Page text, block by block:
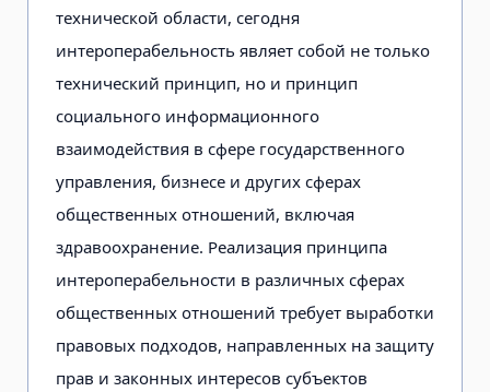
технической области, сегодня
интероперабельность являет собой не только
технический принцип, но и принцип
социального информационного
взаимодействия в сфере государственного
управления, бизнесе и других сферах
общественных отношений, включая
здравоохранение. Реализация принципа
интероперабельности в различных сферах
общественных отношений требует выработки
правовых подходов, направленных на защиту
прав и законных интересов субъектов